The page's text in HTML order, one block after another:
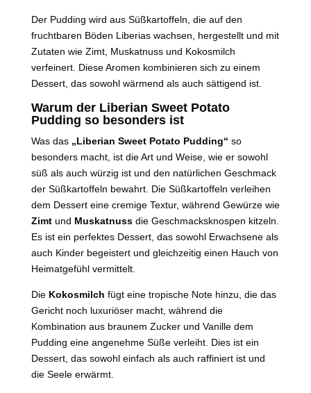
Der Pudding wird aus Süßkartoffeln, die auf den
fruchtbaren Böden Liberias wachsen, hergestellt und mit
Zutaten wie Zimt, Muskatnuss und Kokosmilch
verfeinert. Diese Aromen kombinieren sich zu einem
Dessert, das sowohl wärmend als auch sättigend ist.
Warum der Liberian Sweet Potato
Pudding so besonders ist
Was das „Liberian Sweet Potato Pudding“ so
besonders macht, ist die Art und Weise, wie er sowohl
süß als auch würzig ist und den natürlichen Geschmack
der Süßkartoffeln bewahrt. Die Süßkartoffeln verleihen
dem Dessert eine cremige Textur, während Gewürze wie
Zimtund Muskatnussdie Geschmacksknospen kitzeln.
Es ist ein perfektes Dessert, das sowohl Erwachsene als
auch Kinder begeistert und gleichzeitig einen Hauch von
Heimatgefühl vermittelt.
Die Kokosmilch fügt eine tropische Note hinzu, die das
Gericht noch luxuriöser macht, während die
Kombination aus braunem Zucker und Vanille dem
Pudding eine angenehme Süße verleiht. Dies ist ein
Dessert, das sowohl einfach als auch raffiniert ist und
die Seele erwärmt.